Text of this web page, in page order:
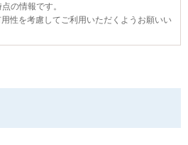
の情報です。
性を考慮してご利用いただくようお願いい